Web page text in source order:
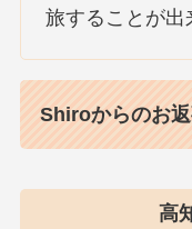
旅することが出
Shiroからのお
高